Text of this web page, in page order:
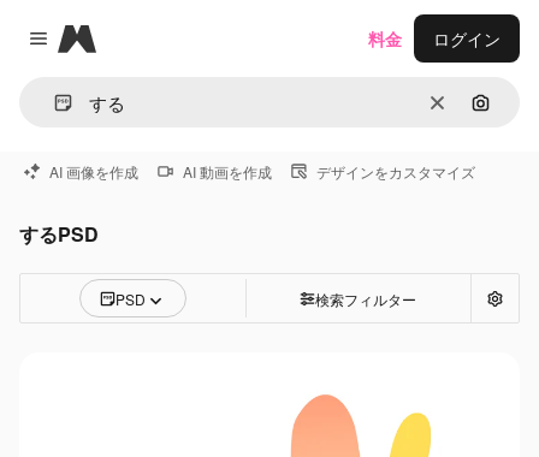
Close menu
Magnific
消去 画像で
料金 ログイン
AI 画像を作成 AI 動画を作成 デザインをカスタマイズ
するPSD
PSD 検索フィルター